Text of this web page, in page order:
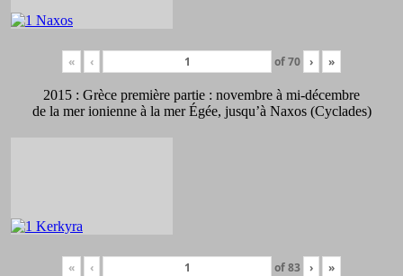
« ‹ of70 › »
2015 : Grèce première partie : novembre à mi-décembre
de la mer ionienne à la mer Égée, jusqu’à Naxos (Cyclades)
« ‹ of83 › »